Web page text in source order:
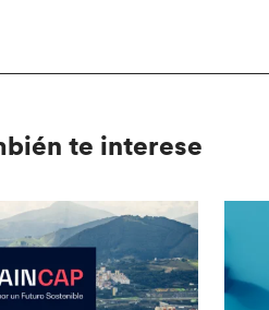
te interese